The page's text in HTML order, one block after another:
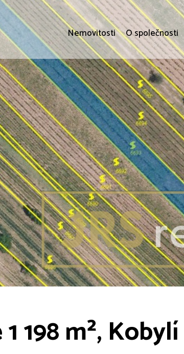
Nemovitosti O společnosti
198 m², Kobylí